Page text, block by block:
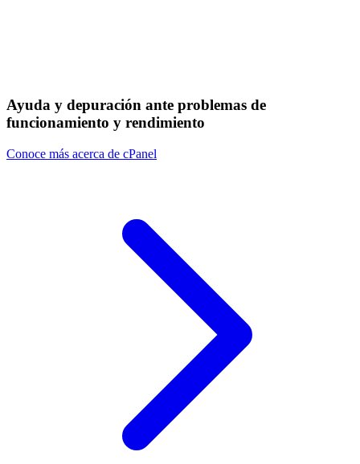
Ayuda y depuración ante problemas de
funcionamiento y rendimiento
Conoce más acerca de cPanel